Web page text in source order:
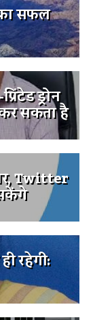
सफल
ड्रोन
सकता है
Twitter
रहेगी: